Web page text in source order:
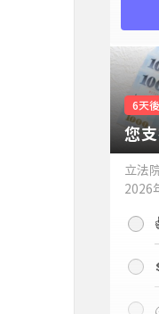
6天
您
立法
2026
持嗎